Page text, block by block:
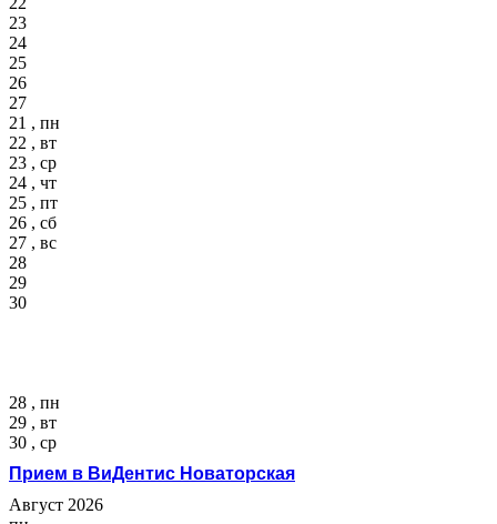
23
24
25
26
27
21 , пн
22 , вт
23 , ср
24 , чт
25 , пт
26 , сб
27 , вс
28
29
30
28 , пн
29 , вт
30 , ср
Прием в ВиДентис Новаторская
Август 2026